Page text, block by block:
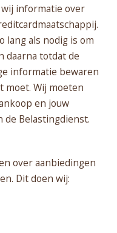
informatie over
lang als nodig is om
daarna totdat de
informatie bewaren
moet. Wij moeten
en jouw
de Belastingdienst.
over aanbiedingen
Dit doen wij: